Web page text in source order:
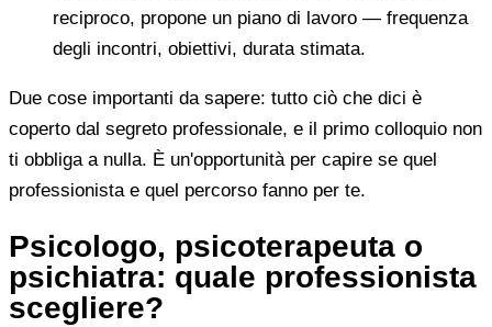
reciproco, propone un piano di lavoro — frequenza
degli incontri, obiettivi, durata stimata.
Due cose importanti da sapere: tutto ciò che dici è
coperto dal segreto professionale, e il primo colloquio non
ti obbliga a nulla. È un'opportunità per capire se quel
professionista e quel percorso fanno per te.
Psicologo, psicoterapeuta o
psichiatra: quale professionista
scegliere?